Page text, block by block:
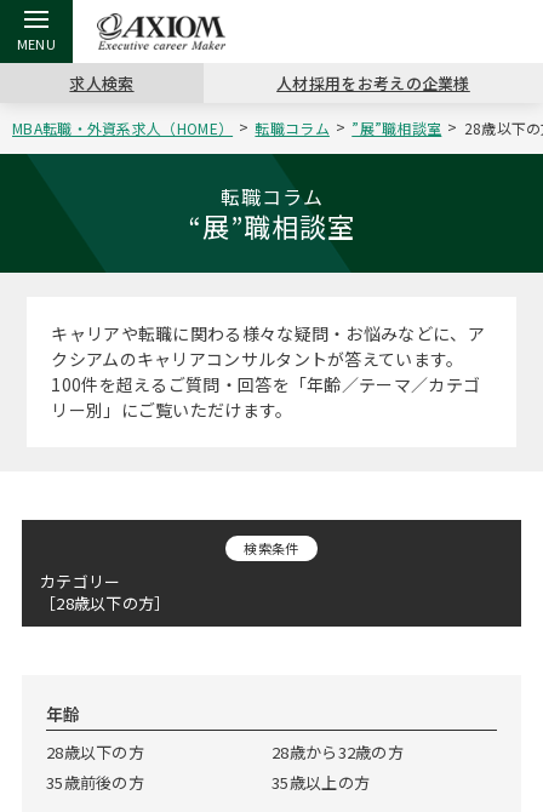
戻る
アクシアムの特長
戻る
サービス案内
戻る
戻る
キャリア支援 TOP
キャリアデザイン講座
（最新求人市場動向）
戻る
ステージ別アドバイス
MBAの転職事例
MBA留学生数の推移
戻る
インターン受入企業一覧
年齢と年収の相関図
戻る
転職ツール TOP
英文レジュメの書き方
戻る
日本語履歴書テンプレート
戻る
転職コラム TOP
“展”職相談室
コンサルティングの現場から
戻る
イベント・セミナー TOP
キャリアデザインセミナー
ジョブフェア
プロ経営者の特別セミナー
Career Talk Live
戻る
会社概要 TOP
アクセス
求人検索 人材採用をお考えの企業様
MBA転職・外資系求人（HOME） 転職コラム ”展”職相談室 28歳以下
転職コラム
“展”職相談室
キャリアや転職に関わる様々な疑問・お悩みなどに、ア
クシアムのキャリアコンサルタントが答えています。
100件を超えるご質問・回答を「年齢／テーマ／カテゴ
リー別」にご覧いただけます。
検索条件
カテゴリー
［28歳以下の方］
年齢
28歳以下の方
28歳から32歳の方
35歳前後の方
35歳以上の方